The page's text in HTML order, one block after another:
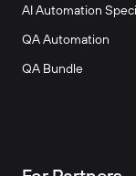
AI Automation
QA Automation
QA Bundle